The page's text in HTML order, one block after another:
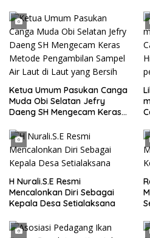
Ketua Umum Pasukan Canga
Muda Obi Selatan Jefry
Daeng SH Mengecam Keras
Air Laut di Laut yang Bersih
H Nurali.S.E Resmi
Mencalonkan Diri Sebagai
Kepala Desa Setialaksana